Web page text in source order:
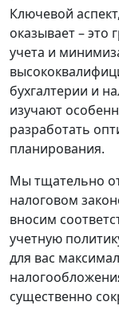
Ключевой
оказывает – это
учета и
бухгалтерии и
изучают
разработать
планирования.
Мы тщательно
налоговом
вносим
учетную
для вас
существенно